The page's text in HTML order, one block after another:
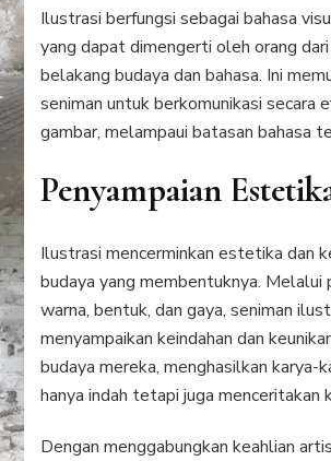
Ilustrasi berfungsi sebagai bahasa
yang dapat dimengerti oleh orang
belakang budaya dan bahasa. Ini
seniman untuk berkomunikasi secara
gambar, melampaui batasan bahasa
Penyampaian
Ilustrasi mencerminkan estetika dan
budaya yang membentuknya. Melalui
warna, bentuk, dan gaya, seniman
menyampaikan keindahan dan
budaya mereka, menghasilkan karya-
hanya indah tetapi juga menceritakan
Dengan menggabungkan keahlian